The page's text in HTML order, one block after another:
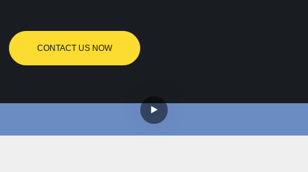
CONTACT US NOW